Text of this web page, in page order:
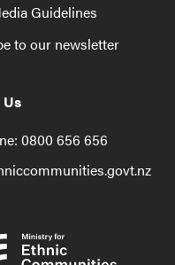
Guidelines
to our newsletter
0800 656 656